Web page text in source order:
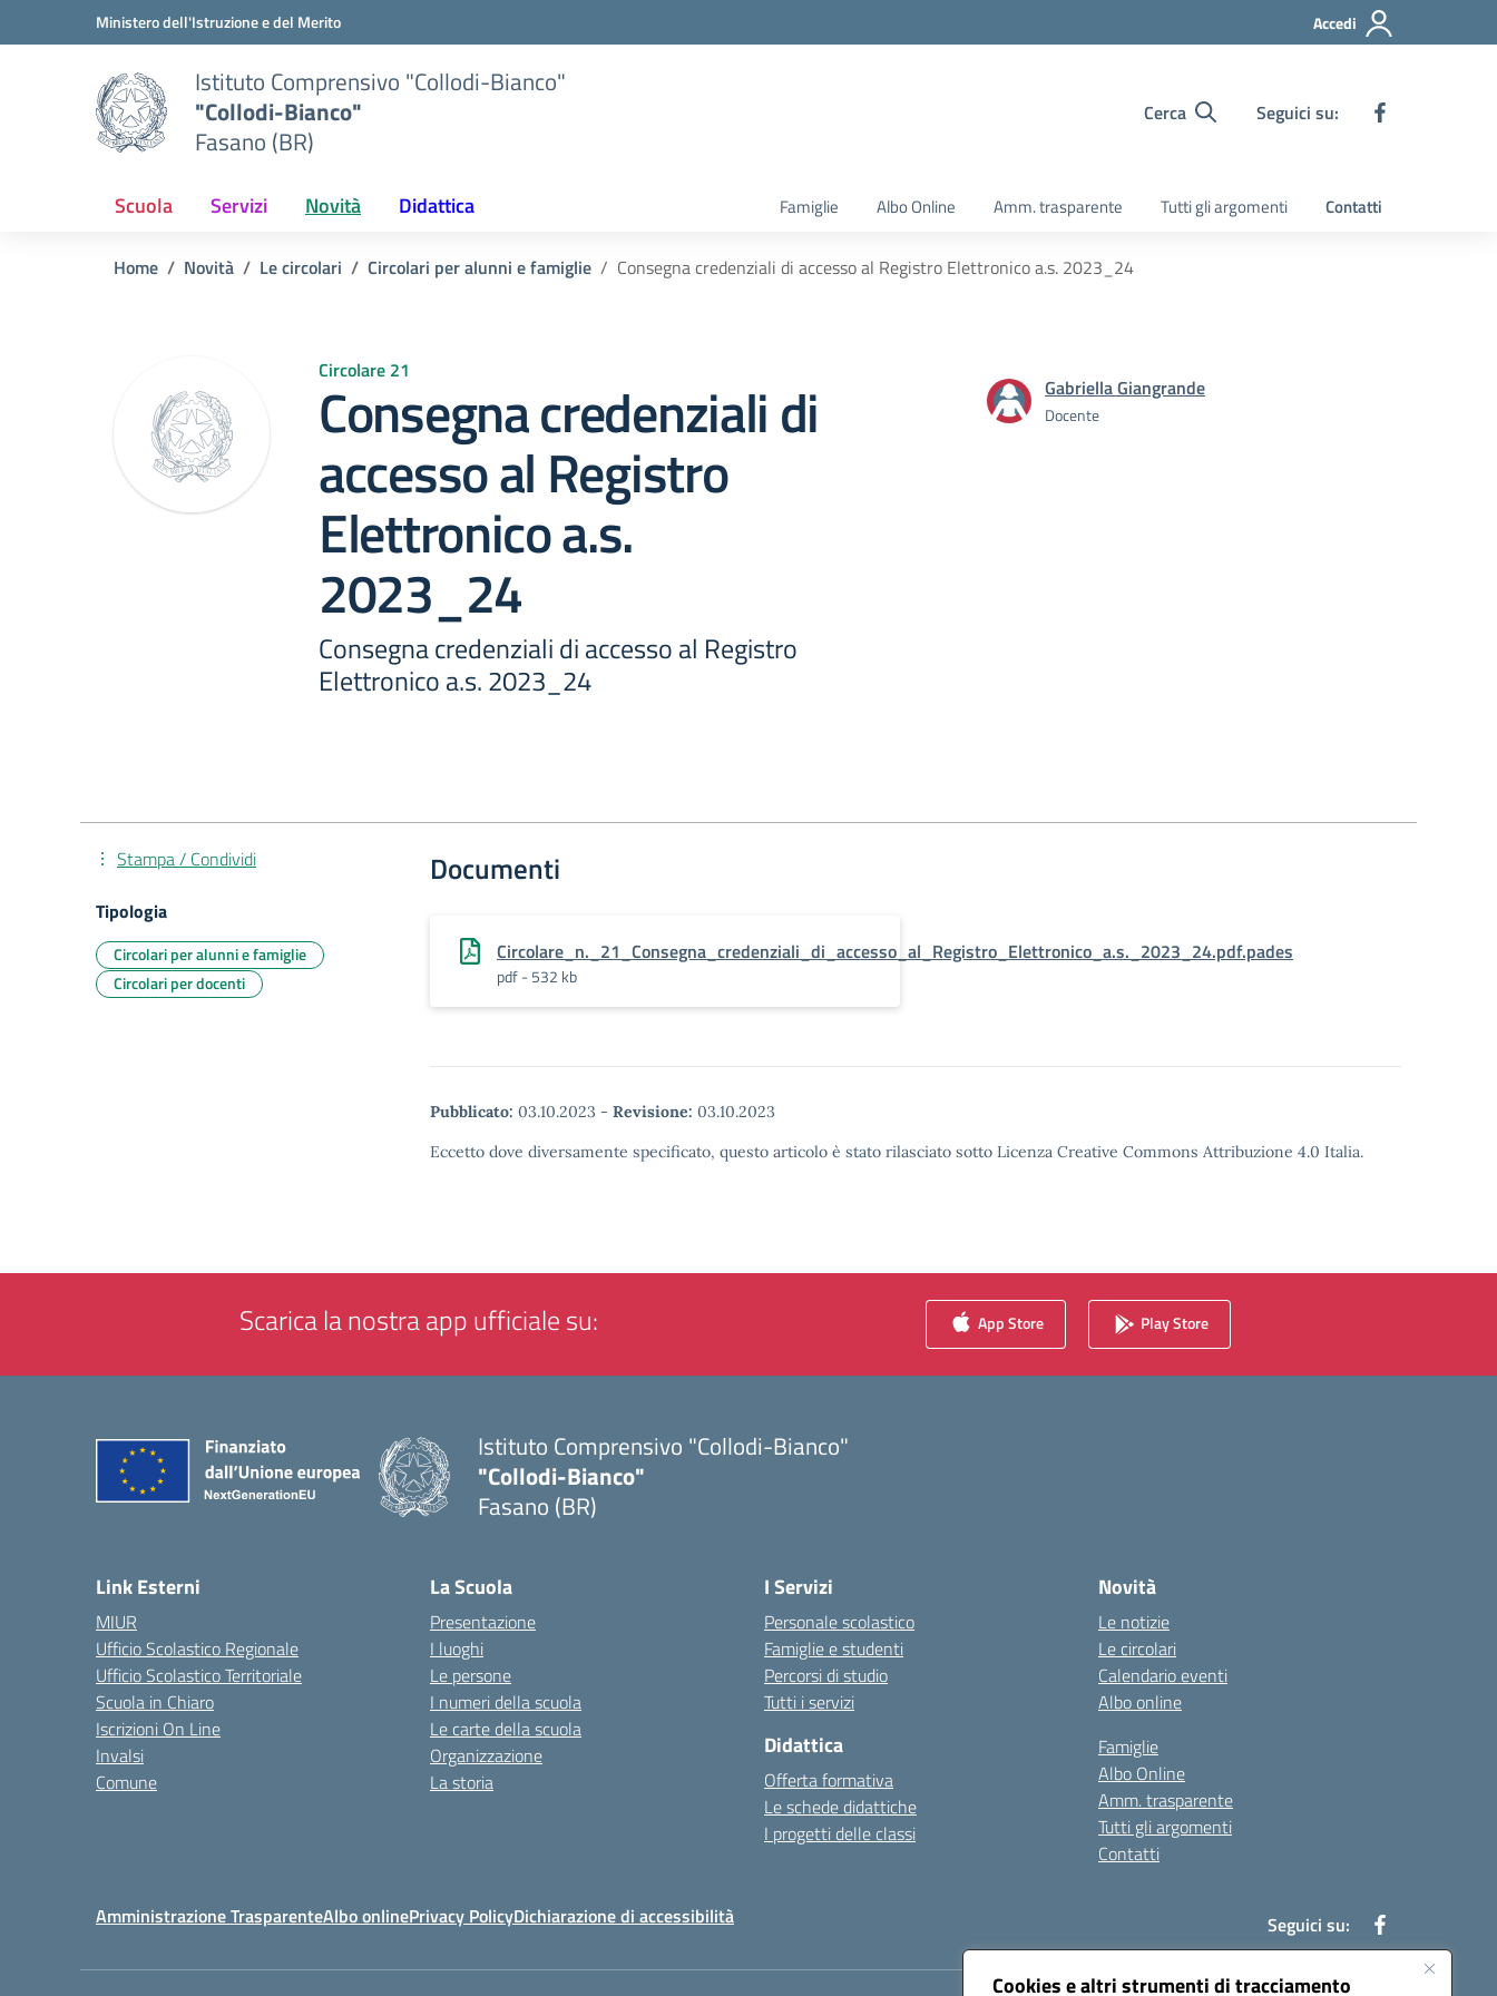
Cookies e altri strumenti di tracciamento
Vai ai contenuti
Vai al menu di navigazioneMinistero dell'Istruzione e del Merito Accedi
Istituto Comprensivo "Collodi-Bianco"
"Collodi-Bianco"
Fasano (BR)
Cerca Seguici su:
Scuola Servizi Novità Didattica Famiglie Albo Online Amm. trasparente Tutti gli argomenti Contatti
Home Novità Le circolari Circolari per alunni e famiglie Consegna credenziali di accesso al Registro Elettronico a.s. 2023_24
Circolare 21
Consegna credenziali di
accesso al Registro
Elettronico a.s.
2023_24
Consegna credenziali di accesso al Registro
Elettronico a.s. 2023_24
Gabriella Giangrande
Docente
Documenti
Circolare_n._21_Consegna_credenziali_di_accesso_al_Registro_Elettronico_a.s._2023_24.pdf.pades
pdf - 532 kb
Pubblicato: 03.10.2023 - Revisione: 03.10.2023
Eccetto dove diversamente specificato, questo articolo è stato rilasciato sotto Licenza Creative Commons Attribuzione 4.0 Italia.
Stampa / Condividi
Tipologia
Circolari per alunni e famiglie
Circolari per docenti
Scarica la nostra app ufficiale su: App Store Play Store
Istituto Comprensivo "Collodi-Bianco"
"Collodi-Bianco"
Fasano (BR)
Link Esterni
MIUR
Ufficio Scolastico Regionale
Ufficio Scolastico Territoriale
Scuola in Chiaro
Iscrizioni On Line
Invalsi
Comune
La Scuola
Presentazione
I luoghi
Le persone
I numeri della scuola
Le carte della scuola
Organizzazione
La storia
I Servizi
Personale scolastico
Famiglie e studenti
Percorsi di studio
Tutti i servizi
Didattica
Offerta formativa
Le schede didattiche
I progetti delle classi
Novità
Le notizie
Le circolari
Calendario eventi
Albo online
Famiglie
Albo Online
Amm. trasparente
Tutti gli argomenti
Contatti
Amministrazione TrasparenteAlbo onlinePrivacy PolicyDichiarazione di accessibilità Seguici su: